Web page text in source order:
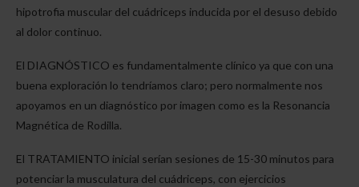
hipotrofia muscular del cuádriceps inducida por el desuso debido
al dolor continuo.
El DIAGNÓSTICO es fundamentalmente clínico ya que con una
buena exploración lo tendríamos claro; pero normalmente nos
apoyamos en un diagnóstico por imagen como es la Resonancia
Magnética de Rodilla.
El TRATAMIENTO inicial serían sesiones de 15-30 minutos para
potenciar la musculatura del cuádriceps, con ejercicios